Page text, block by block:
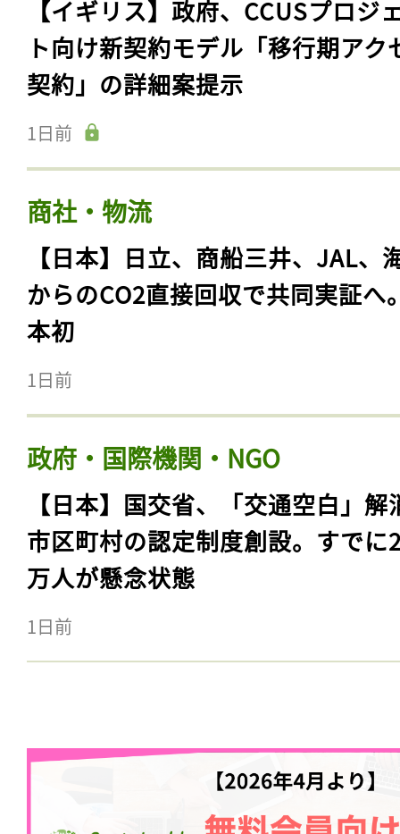
【イギリス】政府、CCUSプロジ
ト向け新契約モデル「移行期アク
契約」の詳細案提示
1日前
商社・物流
【日本】日立、商船三井、JAL、
からのCO2直接回収で共同実証へ
本初
1日前
政府・国際機関・NGO
【日本】国交省、「交通空白」解
市区町村の認定制度創設。すでに
万人が懸念状態
1日前